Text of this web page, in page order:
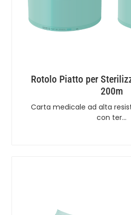
Rotolo Piatto per
200m
Carta medicale ad alta
con ter…